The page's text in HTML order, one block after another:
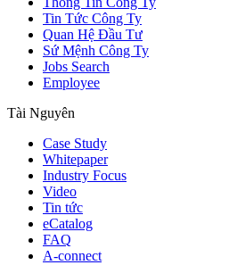
Tin Tức Công Ty
Quan Hệ Đầu Tư
Sứ Mệnh Công Ty
Jobs Search
Employee
Tài Nguyên
Case Study
Whitepaper
Industry Focus
Video
Tin tức
eCatalog
FAQ
A-connect